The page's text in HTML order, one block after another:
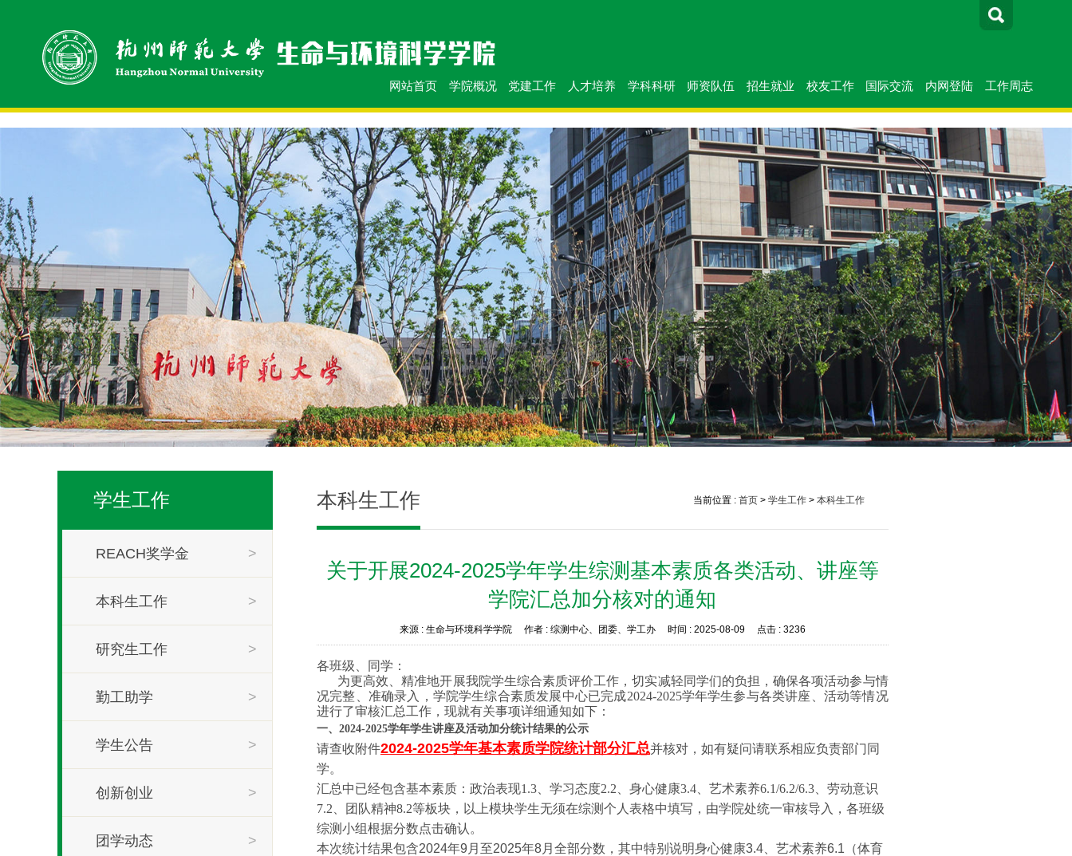
网站首页 学院概况 党建工作 人才培养 学科科研 师资队伍 招生就业 校友工作 国际交流 内网登陆 工作周志
学生工作
REACH奖学金 >
本科生工作 >
研究生工作 >
勤工助学 >
学生公告 >
创新创业 >
团学动态 >
本科生工作 当前位置 : 首页> 学生工作> 本科生工作
关于开展2024-2025学年学生综测基本素质各类活动、讲座等
学院汇总加分核对的通知
来源 : 生命与环境科学学院作者 : 综测中心、团委、学工办时间 : 2025-08-09点击 : 3236
各班级、同学：
为更高效、精准地开展我院学生综合素质评价工作，切实减轻同学们的负担，确保各项活动参与情
况完整、准确录入，学院学生综合素质发展中心已完成2024-2025学年学生参与各类讲座、活动等情况
进行了审核汇总工作，现就有关事项详细通知如下：
一、2024-2025学年学生讲座及活动加分统计结果的公示
请查收附件2024-2025学年基本素质学院统计部分汇总并核对，如有疑问请联系相应负责部门同
学。
汇总中已经包含基本素质： 政治表现1.3、学习态度2.2、身心健康3.4、艺术素养6.1/6.2/6.3、劳动意识
7.2、团队精神8.2等板块，以上模块学生无须在综测个人表格中填写，由学院处统一审核导入，各班级
综测小组根据分数点击确认。
本次统计结果包含2024年9月至2025年8月全部分数，其中特别说明身心健康3.4、艺术素养6.1（体育